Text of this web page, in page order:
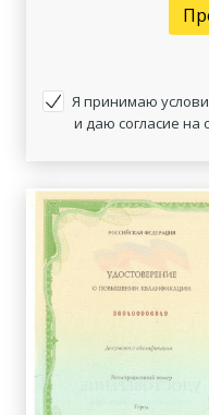
Я принимаю
и даю согласие